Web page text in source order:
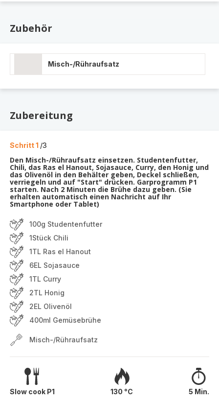
Zubehör
Misch-/Rühraufsatz
Zubereitung
Schritt 1 /3
Den Misch-/Rühraufsatz einsetzen. Studentenfutter,
Chili, das Ras el Hanout, Sojasauce, Curry, den Honig und
das Olivenöl in den Behälter geben, Deckel schließen,
verriegeln und auf "Start" drücken. Garprogramm P1
starten. Nach 2 Minuten die Brühe dazu geben. (Sie
erhalten automatisch einen Nachricht auf Ihr
Smartphone oder Tablet)
100g Studentenfutter
1Stück Chili
1TL Ras el Hanout
6EL Sojasauce
1TL Curry
2TL Honig
2EL Olivenöl
400ml Gemüsebrühe
Misch-/Rühraufsatz
Slow cook P1 130 °C 5 Min.